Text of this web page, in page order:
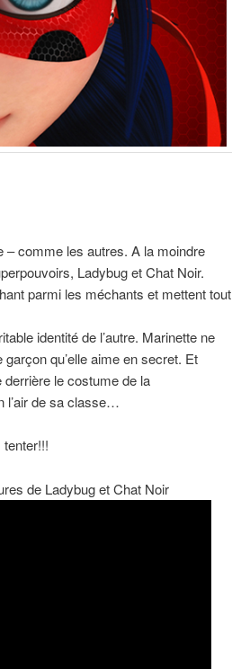
– comme les autres. A la moindre
Ladybug et Chat Noir.
parmi les méchants et mettent tout
identité de l’autre. Marinette ne
qu’elle aime en secret. Et
le costume de la
l’air de sa classe…
de Ladybug et Chat Noir